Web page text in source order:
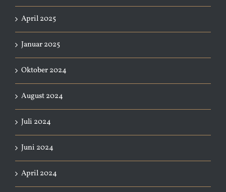
April 2025
Januar 2025
Oktober 2024
August 2024
Juli 2024
Juni 2024
April 2024